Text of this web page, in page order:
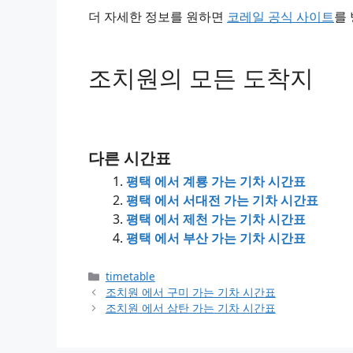
더 자세한 정보를 원하면 코레일 공식 사이트를
조치원의 모든 도착지
다른 시간표
평택 에서 계룡 가는 기차 시간표
평택 에서 서대전 가는 기차 시간표
평택 에서 제천 가는 기차 시간표
평택 에서 부산 가는 기차 시간표
Categories
timetable
조치원 에서 구미 가는 기차 시간표
조치원 에서 삼탄 가는 기차 시간표